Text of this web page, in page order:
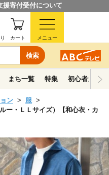
援寄付受付について
検索
カート メニュー
まち一覧 特集 初心者ガイド
ン
服
ー・ＬＬサイズ）【和心衣・カ